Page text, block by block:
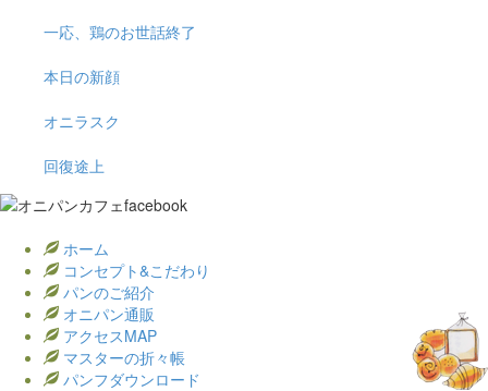
一応、鶏のお世話終了
本日の新顔
オニラスク
回復途上
ホーム
コンセプト&こだわり
パンのご紹介
オニパン通販
アクセスMAP
マスターの折々帳
パンフダウンロード